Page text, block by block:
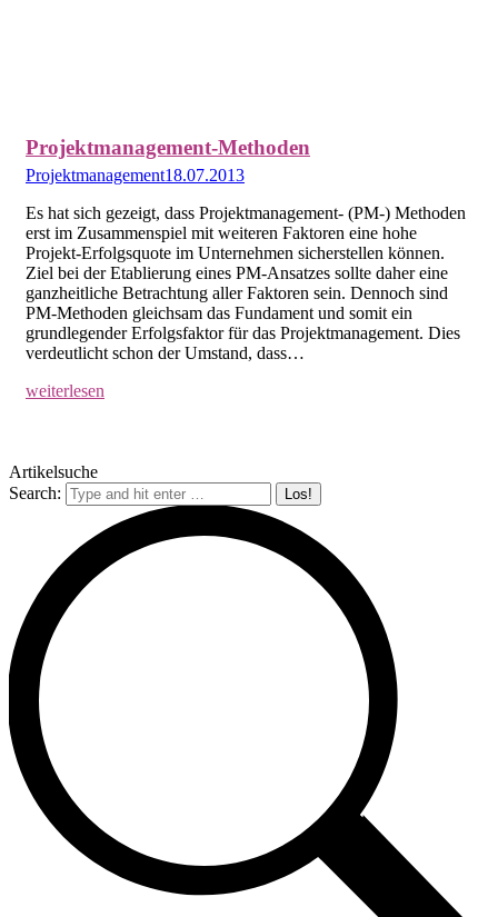
Projektmanagement-Methoden
Projektmanagement18.07.2013
Es hat sich gezeigt, dass Projektmanagement- (PM-) Methoden
erst im Zusammenspiel mit weiteren Faktoren eine hohe
Projekt-Erfolgsquote im Unternehmen sicherstellen können.
Ziel bei der Etablierung eines PM-Ansatzes sollte daher eine
ganzheitliche Betrachtung aller Faktoren sein. Dennoch sind
PM-Methoden gleichsam das Fundament und somit ein
grundlegender Erfolgsfaktor für das Projektmanagement. Dies
verdeutlicht schon der Umstand, dass…
weiterlesen
Artikelsuche
Search: